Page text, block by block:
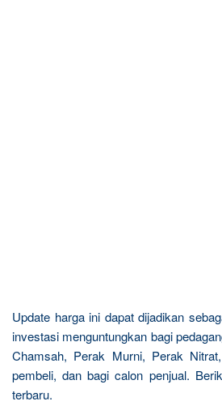
Update harga ini dapat dijadikan
investasi menguntungkan bagi
Chamsah, Perak Murni, Perak
pembeli, dan bagi calon penjual.
terbaru.